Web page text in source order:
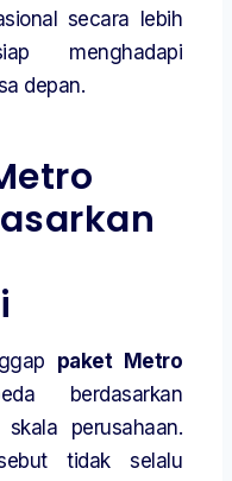
secara lebih
menghadapi
depan.
paket Metro
berdasarkan
perusahaan.
tidak selalu